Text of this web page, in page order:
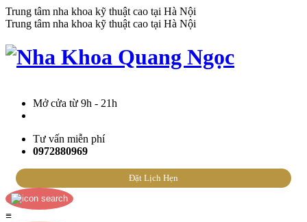
Trung tâm nha khoa kỹ thuật cao tại Hà Nội
Trung tâm nha khoa kỹ thuật cao tại Hà Nội
Mở cửa từ 9h - 21h
Tư vấn miễn phí
0972880969
Đặt Lịch Hẹn
≡